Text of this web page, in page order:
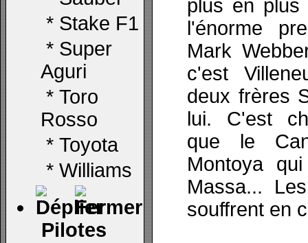
* Stake F1
* Super
Aguri
* Toro
Rosso
* Toyota
* Williams
Pilotes
plus en
l'énorme
Mark
c'est
deux frères
lui. C'est
que le
Montoya
Massa...
souffrent en